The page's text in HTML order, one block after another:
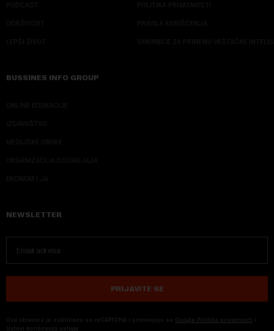
PODCAST
ODRŽIVOST
LEPŠI ŽIVOT
POLITIKA PRIVATNOSTI
PRAVILA KORIŠĆENJA
SMERNICE ZA PRIMENU VEŠTAČKE
BUSSINES INFO GROUP
ONLINE EDUKACIJE
IZDAVAŠTVO
MEDIJSKE OBUKE
ORGANIZACIJA DOGADJAJA
EKONOM I JA
NEWSLETTER
PRIJAVITE SE
Ova stranica je zaštićena sa reCAPTCHA i primenjuju se Google Politika privatnosti i
Uslovi korišćenja usluge